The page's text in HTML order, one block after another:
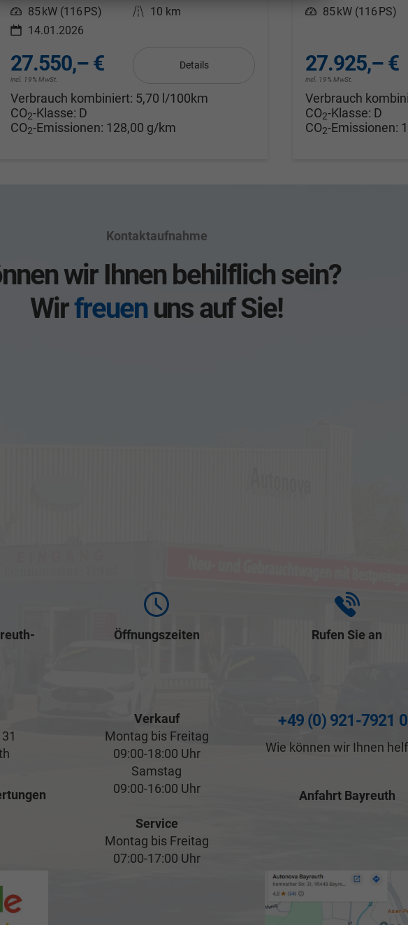
Leistung 85 kW (116 PS) Kilometerstand 10 km
14.01.2026
27.550,– €
incl. 19% MwSt.
Details
Verbrauch kombiniert: 5,70 l/100km
CO2-Klasse: D
CO2-Emissionen: 128,00 g/km
Leistung 85 kW (116 PS)
27.925,– €
incl. 19% MwSt.
Verbrauch
CO2-Klasse: D
CO2-Emissionen:
Kontaktaufnahme
wir Ihnen behilflich sein?
Wirfreuenuns auf Sie!
Öffnungszeiten
Verkauf
Montag bis Freitag
09:00-18:00 Uhr
Samstag
09:00-16:00 Uhr
Service
Montag bis Freitag
07:00-17:00 Uhr
Rufen Sie an
+49 (0) 921-7921
Wie können wir Ihnen
Anfahrt Bayreuth